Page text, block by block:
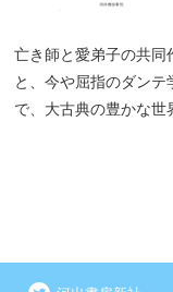
亡き師と愛弟子の共同
と、今や屈指のダン
で、大古典の豊かな世